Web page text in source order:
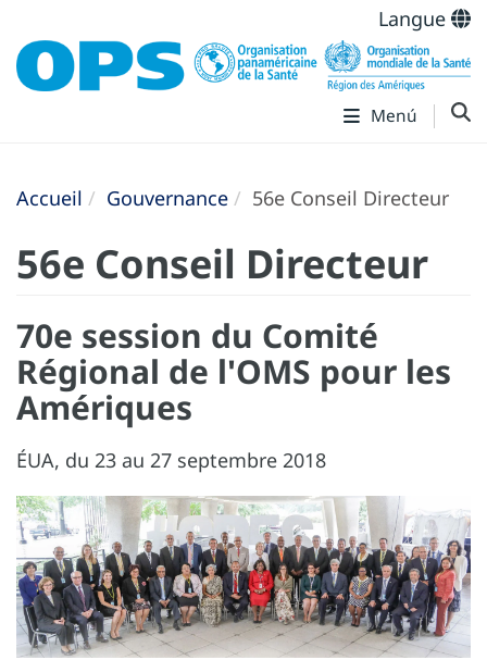
Langue
Menú
Accueil Gouvernance 56e Conseil Directeur
56e Conseil Directeur
70e session du Comité
Régional de l'OMS pour les
Amériques
ÉUA, du 23 au 27 septembre 2018